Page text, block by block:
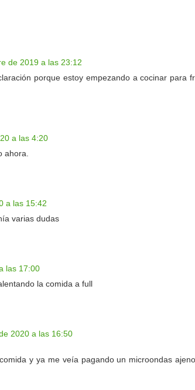
de 2019 a las 23:12
porque estoy empezando a cocinar para
a las 4:20
ahora.
a las 15:42
varias dudas
las 17:00
la comida a full
2020 a las 16:50
y ya me veía pagando un microondas